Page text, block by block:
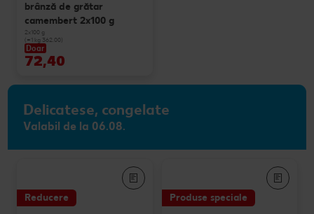
brânză de grătar
camembert 2x100 g
2x100 g
(=1 kg 362.00)
Doar
72,40
Delicatese, congelate
Valabil de la 06.08.
Reducere Produse speciale